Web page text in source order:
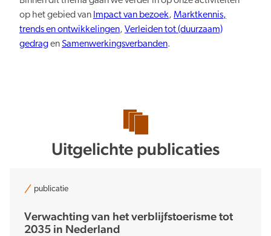
Nederland overal aantrekkelijk
Lusten en lasten in balans
op het gebied van Impact van bezoek, Marktkennis,
trends en ontwikkelingen, Verleiden tot (duurzaam)
gedragen Samenwerkingsverbanden.
Uitgelichte publicaties
publicatie
Verwachting van het verblijfstoerisme tot
2035 in Nederland